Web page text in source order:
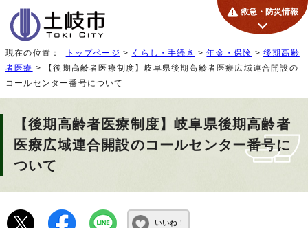
救急・防災情報
現在の位置： トップページ > くらし・手続き >年金・保険 >後期高齢
者医療 > 【後期高齢者医療制度】岐阜県後期高齢者医療広域連合開設の
コールセンター番号について
【後期高齢者医療制度】岐阜県後期高齢者
医療広域連合開設のコールセンター番号に
ついて
いいね！